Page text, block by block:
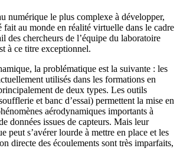
numérique le plus complexe à développer,
fait au monde en réalité virtuelle dans le cadre
des chercheurs de l’équipe du laboratoire
à ce titre exceptionnel.
la problématique est la suivante : les
utilisés dans les formations en
de deux types. Les outils
et banc d’essai) permettent la mise en
aérodynamiques importants à
données issues de capteurs. Mais leur
peut s’avérer lourde à mettre en place et les
directe des écoulements sont très imparfaits,